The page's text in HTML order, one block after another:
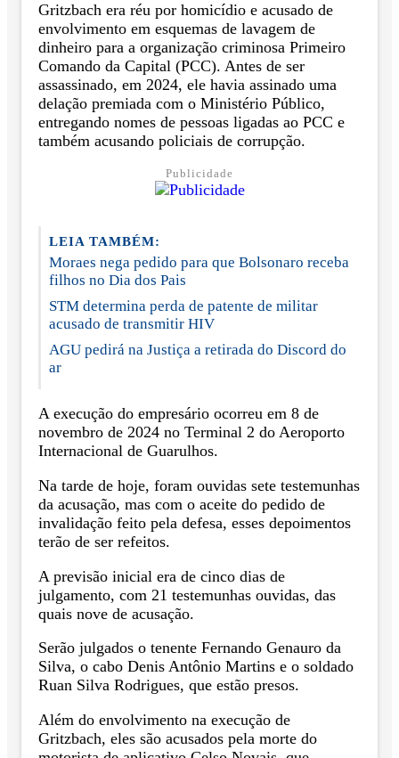
Gritzbach era réu por homicídio e acusado de
envolvimento em esquemas de lavagem de
dinheiro para a organização criminosa Primeiro
Comando da Capital (PCC). Antes de ser
assassinado, em 2024, ele havia assinado uma
delação premiada com o Ministério Público,
entregando nomes de pessoas ligadas ao PCC e
também acusando policiais de corrupção.
Publicidade
LEIA TAMBÉM:
Moraes nega pedido para que Bolsonaro receba
filhos no Dia dos Pais
STM determina perda de patente de militar
acusado de transmitir HIV
AGU pedirá na Justiça a retirada do Discord do
ar
A execução do empresário ocorreu em 8 de
novembro de 2024 no Terminal 2 do Aeroporto
Internacional de Guarulhos.
Na tarde de hoje, foram ouvidas sete testemunhas
da acusação, mas com o aceite do pedido de
invalidação feito pela defesa, esses depoimentos
terão de ser refeitos.
A previsão inicial era de cinco dias de
julgamento, com 21 testemunhas ouvidas, das
quais nove de acusação.
Serão julgados o tenente Fernando Genauro da
Silva, o cabo Denis Antônio Martins e o soldado
Ruan Silva Rodrigues, que estão presos.
Além do envolvimento na execução de
Gritzbach, eles são acusados pela morte do